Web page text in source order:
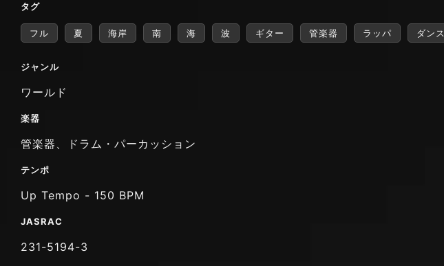
タグ
フル 夏 海岸 南 海 波 ギター 管楽器 ラッパ ダンス
ジャンル
ワールド
楽器
管楽器、ドラム・パーカッション
テンポ
Up Tempo - 150 BPM
JASRAC
231-5194-3